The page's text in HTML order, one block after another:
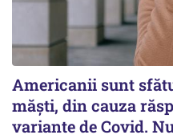
Americanii sunt
măști, din cauza
variante de Covid.